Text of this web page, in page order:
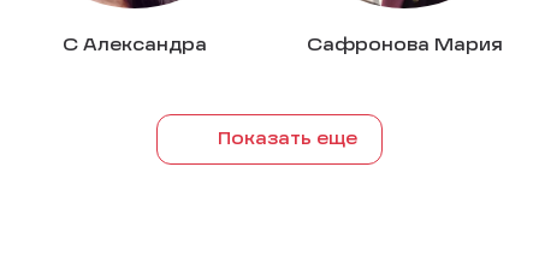
С Александра Сафронова Мария
Показать еще